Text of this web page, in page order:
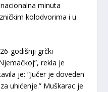
minuta
kolodvorima i u
godišnji grčki
rekla je
je: “Jučer je doveden
uhićenje.” Muškarac je